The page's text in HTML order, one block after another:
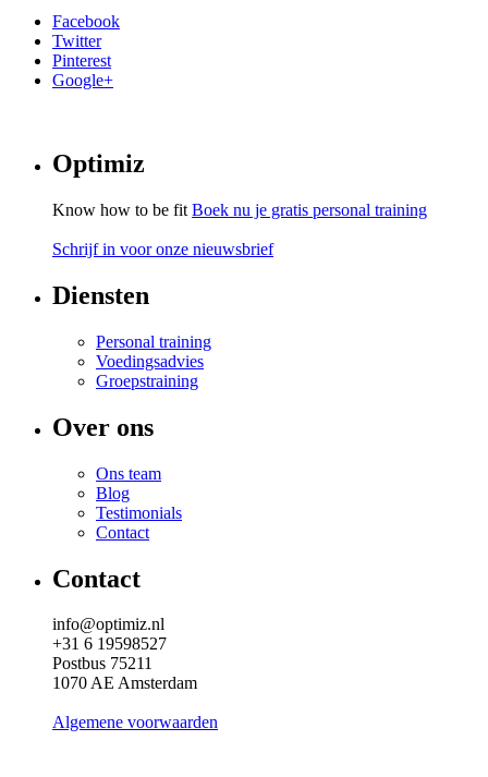
Facebook
Twitter
Pinterest
Google+
Optimiz
Know how to be fit Boek nu je gratis personal training
Schrijf in voor onze nieuwsbrief
Diensten
Personal training
Voedingsadvies
Groepstraining
Over ons
Ons team
Blog
Testimonials
Contact
Contact
info@optimiz.nl
+31 6 19598527
Postbus 75211
1070 AE Amsterdam
Algemene voorwaarden